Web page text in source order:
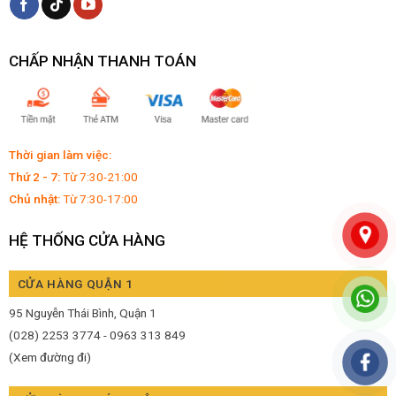
Kẹo dừa sầu riêng
Thương hiệu kẹo dừa Hai Tỏ với hình ảnh người phụ nữ đeo
kính trở nên quen thuộc với người tiêu dùng Việt. Kẹo dừa
sầu riêng là sản phẩm truyền thống có trọng lượng 15g, gói
CHẤP NHẬN THANH TOÁN
Thời gian làm việc:
Thứ 2 - 7:Từ 7:30-21:00
Chủ nhật:Từ 7:30-17:00
HỆ THỐNG CỬA HÀNG
CỬA HÀNG QUẬN 1
95 Nguyễn Thái Bình, Quận 1
(028) 2253 3774 - 0963 313 849
(Xem đường đi)